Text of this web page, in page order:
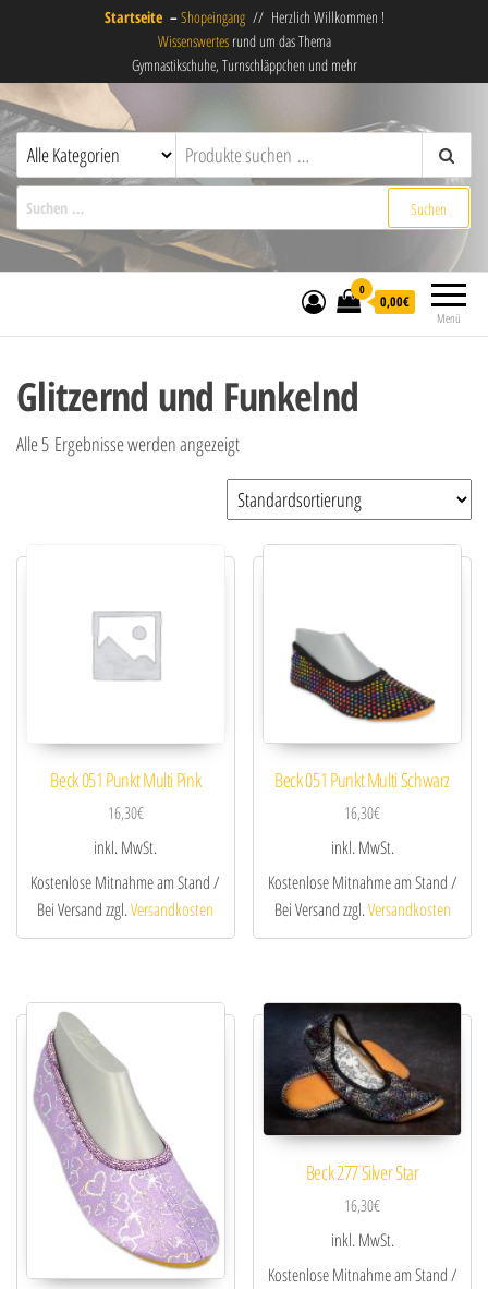
Startseite–Shopeingang// Herzlich Willkommen !
Wissenswertesrund um das Thema
Gymnastikschuhe, Turnschläppchen und mehr
derSchläppchenladen Gymnastikschuhe, Turnschläppchen,
Ballettschuhe und mehr !
Suchen nach:
Menü
0
0,00€
Glitzernd und Funkelnd
Alle 5 Ergebnisse werden angezeigt
Beck 051 Punkt Multi Pink
16,30€
inkl. MwSt.
Kostenlose Mitnahme am Stand /
Bei Versand zzgl.Versandkosten
Beck 051 Punkt Multi Schwarz
16,30€
inkl. MwSt.
Kostenlose Mitnahme am Stand /
Bei Versand zzgl.Versandkosten
Beck 277 Silver Star
16,30€
inkl. MwSt.
Kostenlose Mitnahme am Stand /